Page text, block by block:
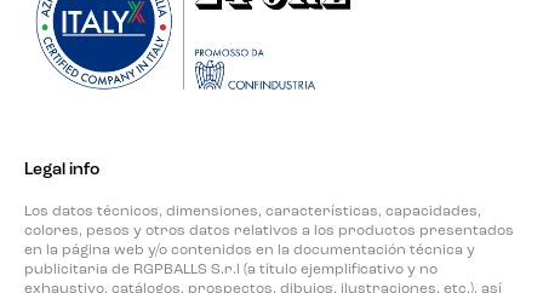
Legal info
Los datos técnicos, dimensiones, características, capacidades,
colores, pesos y otros datos relativos a los productos presentados
en la página web y/o contenidos en la documentación técnica y
publicitaria de RGPBALLS S.r.l (a título ejemplificativo y no
exhaustivo, catálogos, prospectos, dibujos, ilustraciones, etc.), así